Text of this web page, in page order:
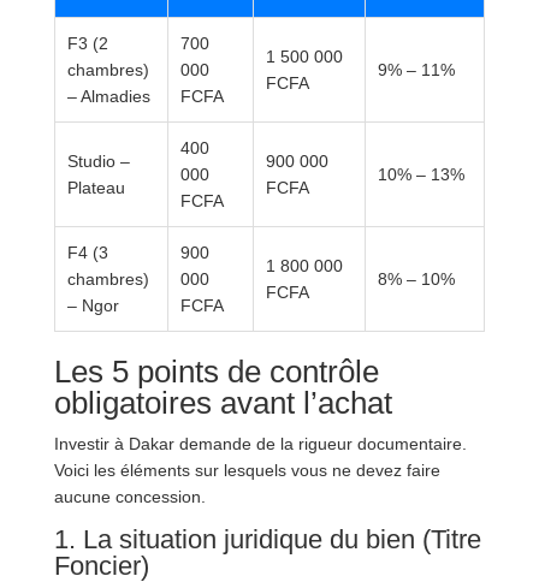
F3 (2
chambres)
– Almadies
700
000
FCFA
1 500 000
FCFA
9% – 11%
Studio –
Plateau
400
000
FCFA
900 000
FCFA
10% – 13%
F4 (3
chambres)
– Ngor
900
000
FCFA
1 800 000
FCFA
8% – 10%
Les 5 points de contrôle
obligatoires avant l’achat
Investir à Dakar demande de la rigueur documentaire.
Voici les éléments sur lesquels vous ne devez faire
aucune concession.
1. La situation juridique du bien (Titre
Foncier)